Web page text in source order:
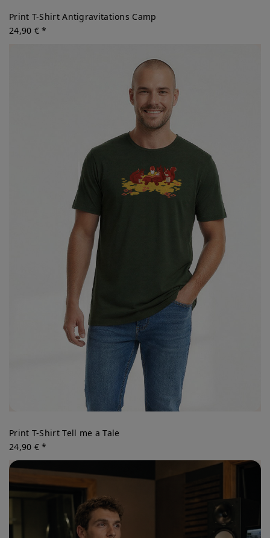
Print T-Shirt Antigravitations Camp
24,90 € *
Print T-Shirt Tell me a Tale
24,90 € *